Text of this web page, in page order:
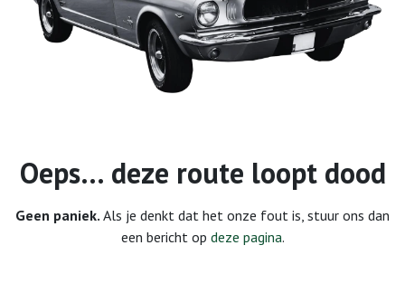
Fout 404
Oeps… deze route loopt dood
Geen paniek. Als je denkt dat het onze fout is, stuur ons dan
een bericht op deze pagina.